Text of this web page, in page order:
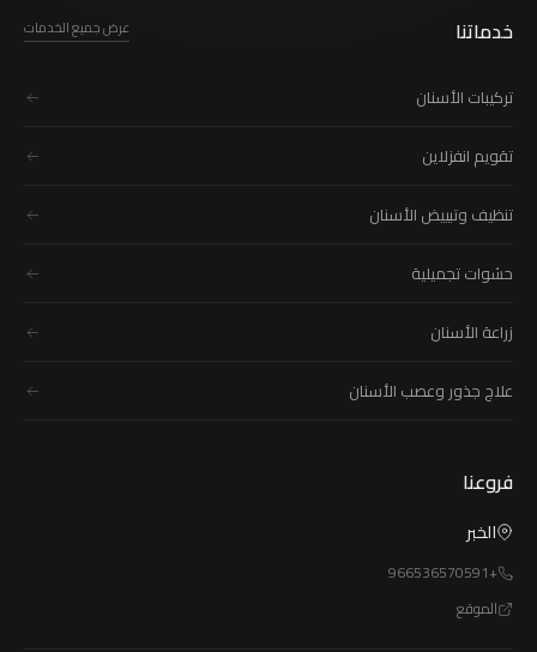
خدماتنا عرض جميع الخدمات
تركيبات الأسنان
تقويم انفزلاين
تنظيف وتبييض الأسنان
حشوات تجميلية
زراعة الأسنان
علاج جذور وعصب الأسنان
فروعنا
الخبر
+966536570591
الموقع